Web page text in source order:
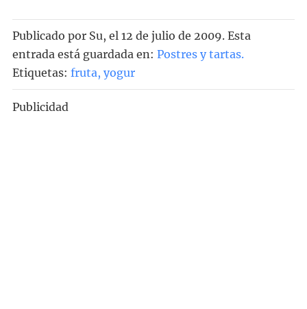
Publicado por Su, el 12 de julio de 2009. Esta
entrada está guardada en: Postres y tartas.
Etiquetas: fruta, yogur
Publicidad